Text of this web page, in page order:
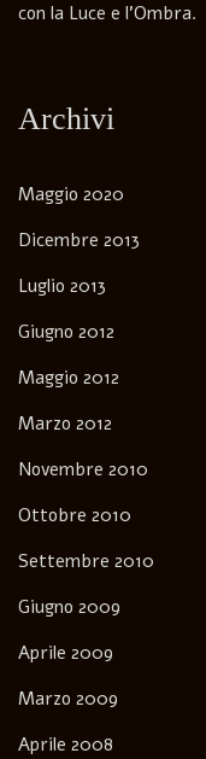
con la Luce e l’Ombra.
Archivi
Maggio 2020
Dicembre 2013
Luglio 2013
Giugno 2012
Maggio 2012
Marzo 2012
Novembre 2010
Ottobre 2010
Settembre 2010
Giugno 2009
Aprile 2009
Marzo 2009
Aprile 2008